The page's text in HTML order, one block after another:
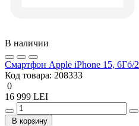
В наличии
Смартфон Apple iPhone 15, 6Гб/
Код товара: 208333
0
16 999 LEI
В корзину